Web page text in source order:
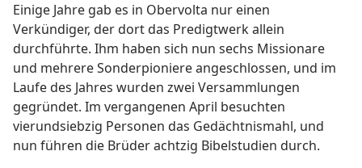
Einige Jahre gab es in Obervolta nur einen
Verkündiger, der dort das Predigtwerk allein
durchführte. Ihm haben sich nun sechs Missionare
und mehrere Sonderpioniere angeschlossen, und im
Laufe des Jahres wurden zwei Versammlungen
gegründet. Im vergangenen April besuchten
vierundsiebzig Personen das Gedächtnismahl, und
nun führen die Brüder achtzig Bibelstudien durch.